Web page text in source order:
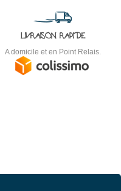
LIVRAISON RAPIDE
A domicile et en Point Relais.